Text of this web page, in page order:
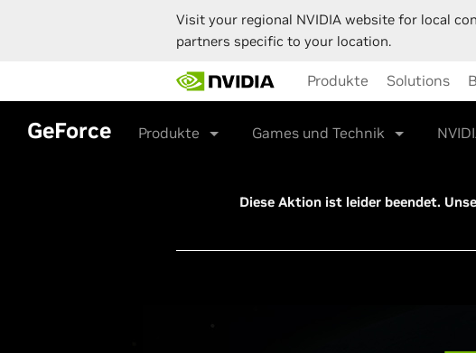
Visit your regional NVIDIA website for local
partners specific to your location.
main
content
Produkte Solutions
GeForce Produkte Games und Technik
Diese Aktion ist leider beendet.